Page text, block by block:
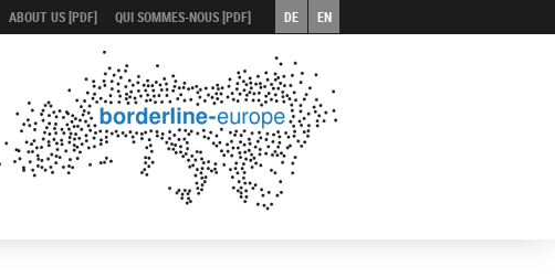
ABOUT US [PDF] QUI SOMMES-NOUS [PDF] DE EN